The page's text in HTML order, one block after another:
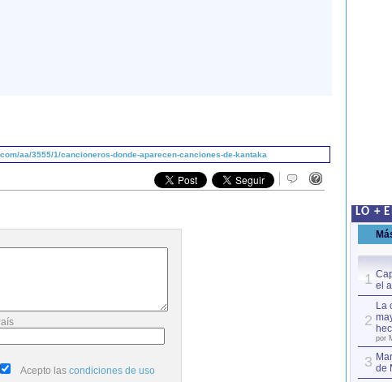
aa/3555/1/cancioneros-donde-aparecen-canciones-de-kantaka
Acepto las condiciones de uso
LO +
1 el
2
La
por
3 de